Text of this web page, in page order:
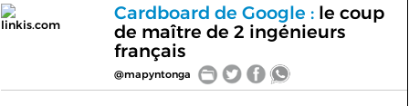
linkis.com
Cardboard de Google :le coup
de maître de 2 ingénieurs
français
@mapyntonga